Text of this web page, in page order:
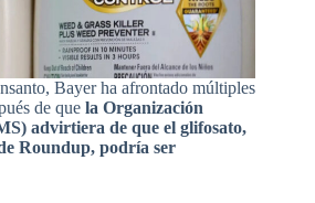
Bayer ha afrontado múltiples
de que la Organización
advirtiera de que el glifosato,
Roundup, podría ser